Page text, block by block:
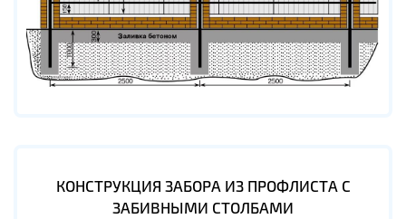
КОНСТРУКЦИЯ ЗАБОРА ИЗ ПРОФЛИСТА С
ЗАБИВНЫМИ СТОЛБАМИ